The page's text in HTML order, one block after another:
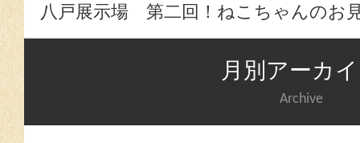
八戸展示場 第二回！ねこちゃんのお
月別アーカ
Archive